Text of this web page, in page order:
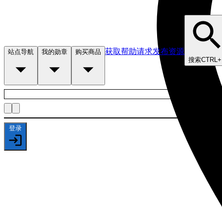
站点导航 我的勋章 购买商品 获取帮助请求发布资源
搜索